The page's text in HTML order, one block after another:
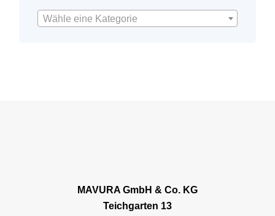
Wähle eine Kategorie
MAVURA GmbH & Co. KG
Teichgarten 13